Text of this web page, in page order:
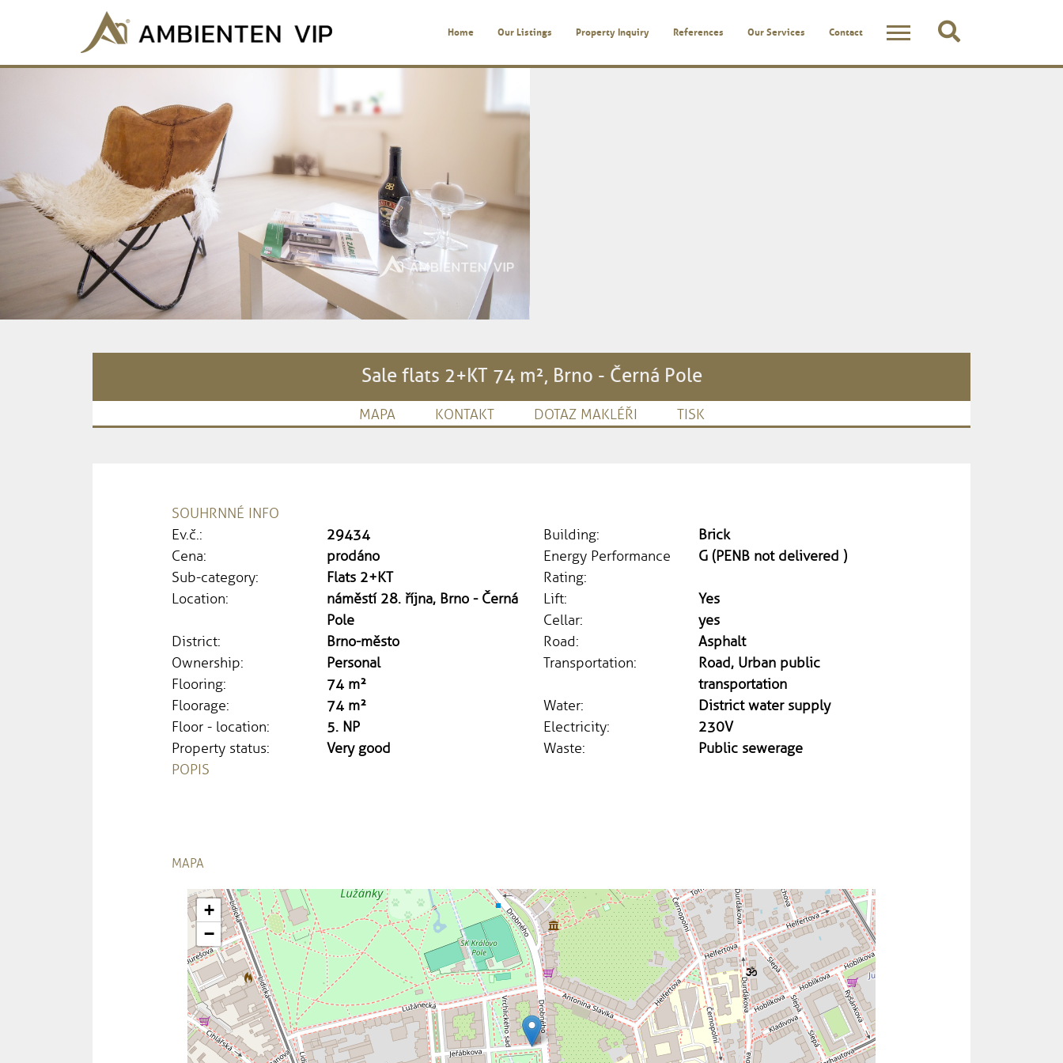
Home Our Listings Property Inquiry References Our Services Contact
Sale flats 2+KT 74 m², Brno - Černá Pole
MAPA KONTAKT DOTAZ MAKLÉŘI TISK
SOUHRNNÉ INFO
Ev.č.:
29434
Cena:
prodáno
Sub-category:
Flats 2+KT
Location:
náměstí 28. října, Brno - Černá
Pole
District:
Brno-město
Ownership:
Personal
Flooring:
74 m²
Floorage:
74 m²
Floor - location:
5. NP
Property status:
Very good
Building:
Brick
Energy Performance
Rating:
G (PENB not delivered )
Lift:
Yes
Cellar:
yes
Road:
Asphalt
Transportation:
Road, Urban public
transportation
Water:
District water supply
Electricity:
230V
Waste:
Public sewerage
POPIS
MAPA
+
−